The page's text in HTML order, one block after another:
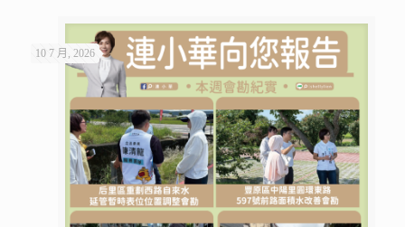
10 7 月, 2026